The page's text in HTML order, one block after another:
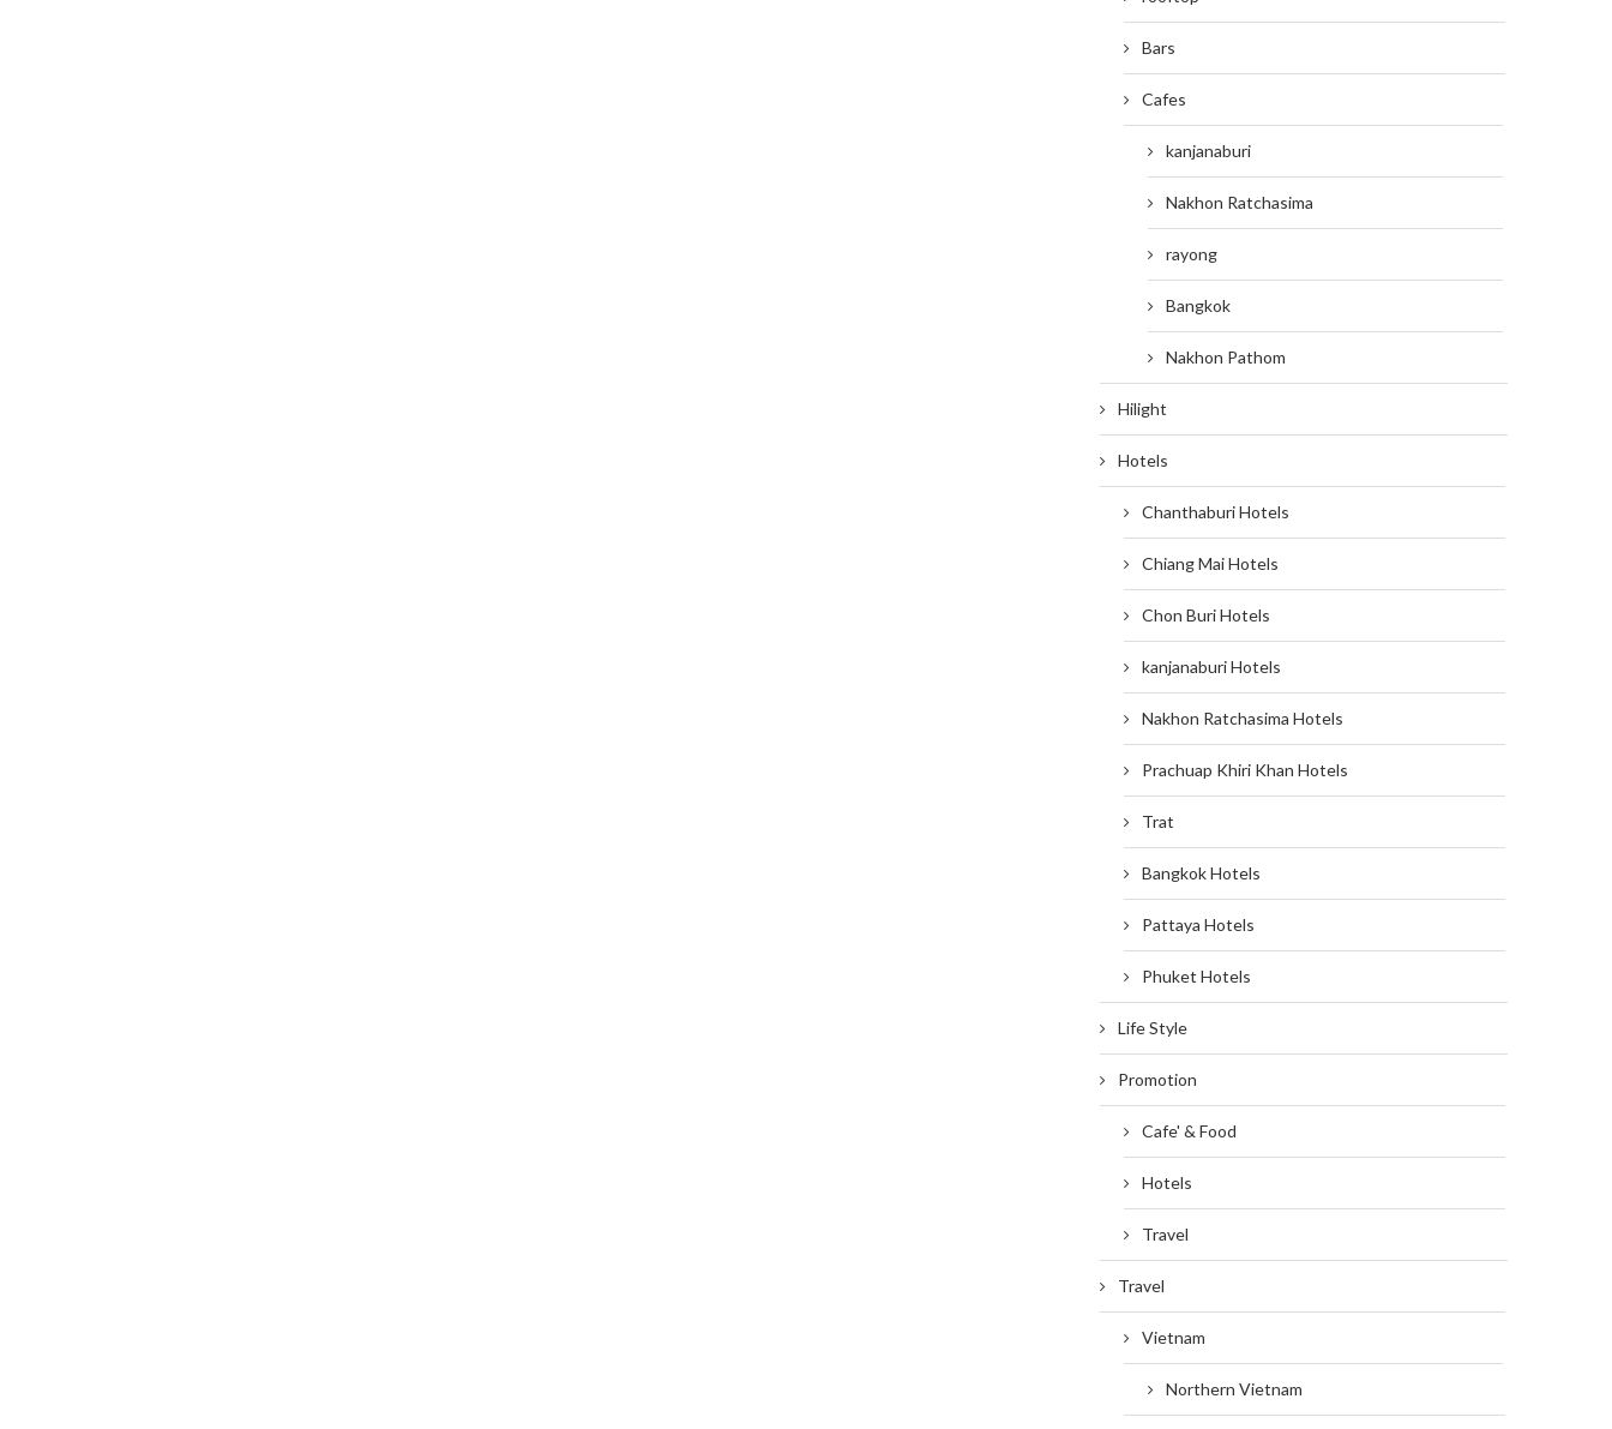
Bars
Cafes
kanjanaburi
Nakhon Ratchasima
rayong
Bangkok
Nakhon Pathom
Hilight
Hotels
Chanthaburi Hotels
Chiang Mai Hotels
Chon Buri Hotels
kanjanaburi Hotels
Nakhon Ratchasima Hotels
Prachuap Khiri Khan Hotels
Trat
Bangkok Hotels
Pattaya Hotels
Phuket Hotels
Life Style
Promotion
Cafe' & Food
Hotels
Travel
Travel
Vietnam
Northern Vietnam